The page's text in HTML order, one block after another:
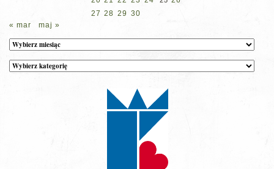
27 28 29 30
« mar
maj »
Archiwum
Kategorie
wpisów